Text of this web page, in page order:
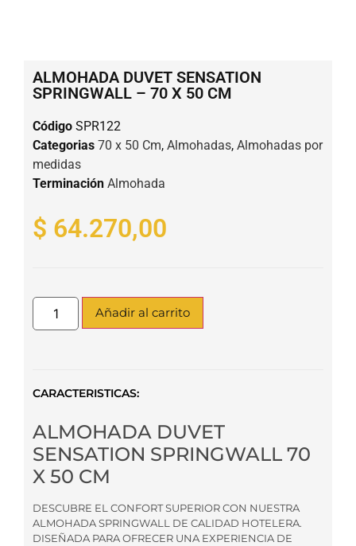
ALMOHADA DUVET SENSATION
SPRINGWALL – 70 X 50 CM
Código SPR122
Categorias 70 x 50 Cm, Almohadas, Almohadas por
medidas
Terminación Almohada
$ 64.270,00
Añadir al carrito
CARACTERISTICAS:
ALMOHADA DUVET
SENSATION SPRINGWALL 70
X 50 CM
DESCUBRE EL CONFORT SUPERIOR CON NUESTRA
ALMOHADA SPRINGWALL DE CALIDAD HOTELERA.
DISEÑADA PARA OFRECER UNA EXPERIENCIA DE